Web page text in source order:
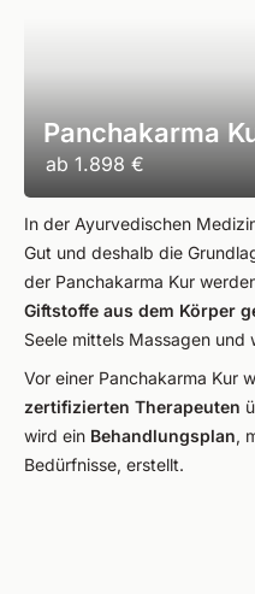
Panchakarma
ab 1.898 €
In der Ayurvedischen
Gut und deshalb die
der Panchakarma Kur
Giftstoffe aus dem Körper
Seele mittels Massagen und
Vor einer Panchakarma Kur
zertifizierten Therapeuten
wird ein Behandlungsplan,
Bedürfnisse, erstellt.